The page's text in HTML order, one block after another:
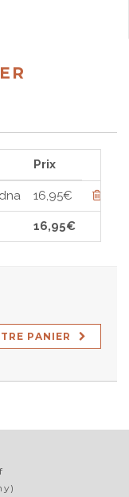
Prix
16,95€
16,95€
PANIER